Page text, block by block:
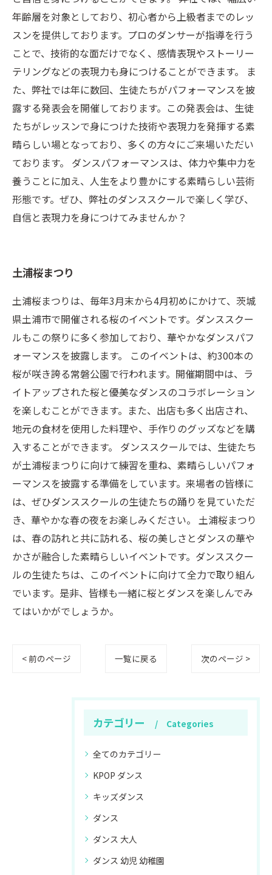
年齢層を対象としており、初心者から上級者までのレッ
スンを提供しております。プロのダンサーが指導を行う
ことで、技術的な面だけでなく、感情表現やストーリー
テリングなどの表現力も身につけることができます。 ま
た、弊社では年に数回、生徒たちがパフォーマンスを披
露する発表会を開催しております。この発表会は、生徒
たちがレッスンで身につけた技術や表現力を発揮する素
晴らしい場となっており、多くの方々にご来場いただい
ております。 ダンスパフォーマンスは、体力や集中力を
養うことに加え、人生をより豊かにする素晴らしい芸術
形態です。ぜひ、弊社のダンススクールで楽しく学び、
自信と表現力を身につけてみませんか？
土浦桜まつり
土浦桜まつりは、毎年3月末から4月初めにかけて、茨城
県土浦市で開催される桜のイベントです。ダンススクー
ルもこの祭りに多く参加しており、華やかなダンスパフ
ォーマンスを披露します。 このイベントは、約300本の
桜が咲き誇る常磐公園で行われます。開催期間中は、ラ
イトアップされた桜と優美なダンスのコラボレーション
を楽しむことができます。また、出店も多く出店され、
地元の食材を使用した料理や、手作りのグッズなどを購
入することができます。 ダンススクールでは、生徒たち
が土浦桜まつりに向けて練習を重ね、素晴らしいパフォ
ーマンスを披露する準備をしています。来場者の皆様に
は、ぜひダンススクールの生徒たちの踊りを見ていただ
き、華やかな春の夜をお楽しみください。 土浦桜まつり
は、春の訪れと共に訪れる、桜の美しさとダンスの華や
かさが融合した素晴らしいイベントです。ダンススクー
ルの生徒たちは、このイベントに向けて全力で取り組ん
でいます。是非、皆様も一緒に桜とダンスを楽しんでみ
てはいかがでしょうか。
< 前のページ 一覧に戻る 次のページ >
カテゴリー Categories
全てのカテゴリー
KPOP ダンス
キッズダンス
ダンス
ダンス 大人
ダンス 幼児 幼稚園